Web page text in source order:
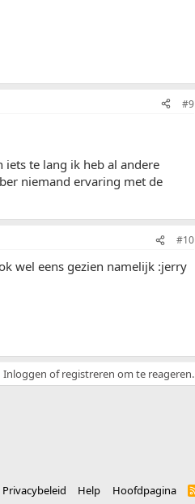
#9
te lang ik heb al andere
niemand ervaring met de
#10
wel eens gezien namelijk :jerry
Inloggen of registreren om te reageren.
Privacybeleid Help Hoofdpagina